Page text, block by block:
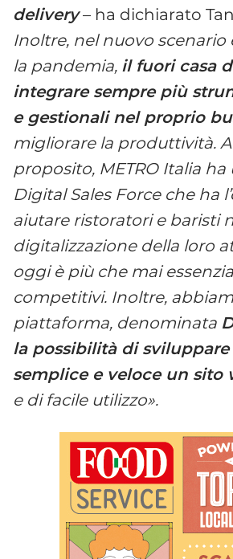
delivery – ha dichiarato
Inoltre, nel nuovo
la pandemia, il fuori casa
integrare sempre più
e gestionali nel proprio
migliorare la produttività.
proposito, METRO Italia
Digital Sales Force che ha
aiutare ristoratori e baristi
digitalizzazione della loro
oggi è più che mai
competitivi. Inoltre,
piattaforma, denominata
la possibilità di
semplice e veloce un sito
e di facile utilizzo».